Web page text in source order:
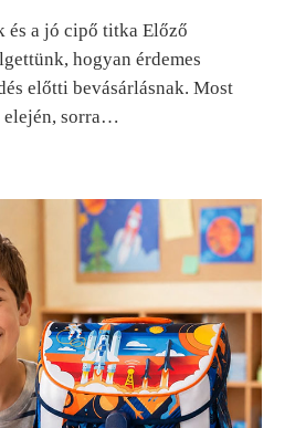
és a jó cipő titka Előző
hogyan érdemes
előtti bevásárlásnak. Most
elején, sorra…